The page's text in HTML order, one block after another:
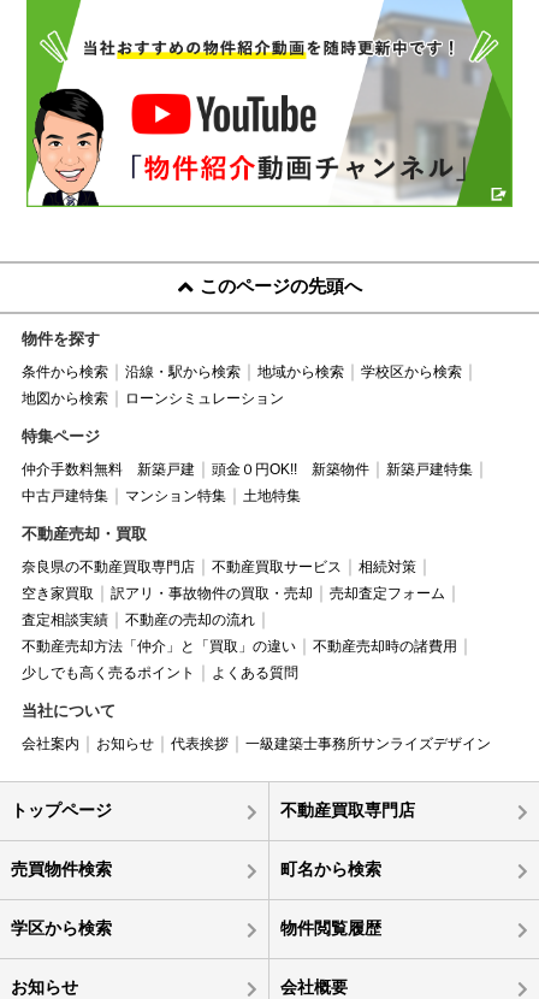
このページの先頭へ
物件を探す
条件から検索 沿線・駅から検索 地域から検索
学校区から検索
地図から検索
ローンシミュレーション
特集ページ
仲介手数料無料 新築戸建 頭金０円OK!! 新築物件
新築戸建特集
中古戸建特集
マンション特集 土地特集
不動産売却・買取
奈良県の不動産買取専門店 不動産買取サービス
相続対策
空き家買取
訳アリ・事故物件の買取・売却
売却査定フォーム
査定相談実績
不動産の売却の流れ
不動産売却方法「仲介」と「買取」の違い
不動産売却時の諸費用
少しでも高く売るポイント
よくある質問
当社について
会社案内 お知らせ 代表挨拶 一級建築士事務所サンライズデザイン
トップページ 不動産買取専門店
売買物件検索 町名から検索
学区から検索 物件閲覧履歴
お知らせ 会社概要